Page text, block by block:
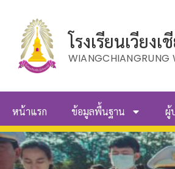
โรงเรียนเวียง
WIANGCHIANGRUNG
หน้าแรก ข้อมูลพื้นฐาน ผู้